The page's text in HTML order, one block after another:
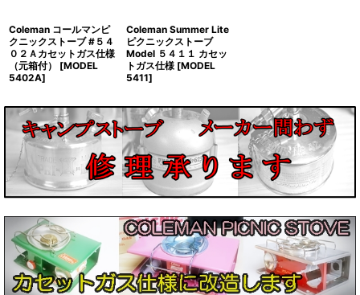
Coleman コールマンピ
クニックストーブ #５４
０２Ａカセットガス仕様
（元箱付）
[MODEL
5402A]
Coleman Summer Lite
ピクニックストーブ
Model ５４１１ カセッ
トガス仕様 [MODEL
5411]